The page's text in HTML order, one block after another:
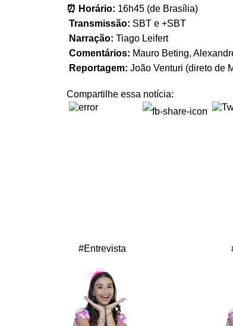
⏰ Horário: 16h45 (de Brasília)
Transmissão: SBT e +SBT
Narração: Tiago Leifert
Comentários: Mauro Beting,
Reportagem: João Venturi (direto de
Compartilhe essa notícia:
#Entrevista